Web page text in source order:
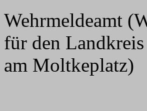
Wehrmeldeamt
für den
am Moltkeplatz)